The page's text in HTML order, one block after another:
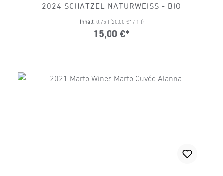
2024 SCHÄTZEL NATURWEISS - BIO
Inhalt: 0.75 l (20,00 €* / 1 l)
15,00 €*